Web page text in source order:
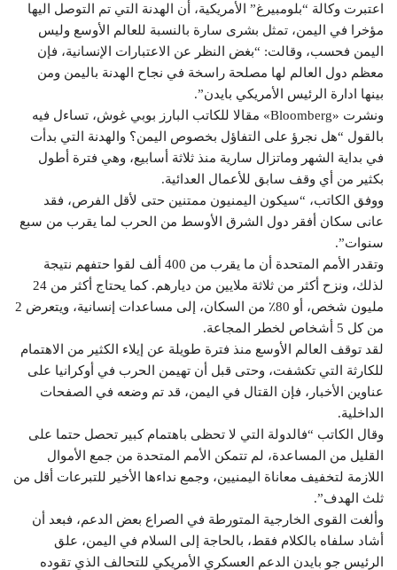
اعتبرت وكالة “بلومبيرغ” الأمريكية، أن الهدنة التي تم التوصل اليها
مؤخرا في اليمن، تمثل بشرى سارة بالنسبة للعالم الأوسع وليس
اليمن فحسب، وقالت: “بغض النظر عن الاعتبارات الإنسانية، فإن
معظم دول العالم لها مصلحة راسخة في نجاح الهدنة باليمن ومن
بينها ادارة الرئيس الأمريكي بايدن”.
ونشرت «Bloomberg» مقالا للكاتب البارز بوبي غوش، تساءل فيه
بالقول “هل نجرؤ على التفاؤل بخصوص اليمن؟ والهدنة التي بدأت
في بداية الشهر وماتزال سارية منذ ثلاثة أسابيع، وهي فترة أطول
بكثير من أي وقف سابق للأعمال العدائية.
ووفق الكاتب، “سيكون اليمنيون ممتنين حتى لأقل الفرص، فقد
عانى سكان أفقر دول الشرق الأوسط من الحرب لما يقرب من سبع
سنوات”.
وتقدر الأمم المتحدة أن ما يقرب من 400 ألف لقوا حتفهم نتيجة
لذلك، ونزح أكثر من ثلاثة ملايين من ديارهم. كما يحتاج أكثر من 24
مليون شخص، أو 80٪ من السكان، إلى مساعدات إنسانية، ويتعرض 2
من كل 5 أشخاص لخطر المجاعة.
لقد توقف العالم الأوسع منذ فترة طويلة عن إيلاء الكثير من الاهتمام
للكارثة التي تكشفت، وحتى قبل أن تهيمن الحرب في أوكرانيا على
عناوين الأخبار، فإن القتال في اليمن، قد تم وضعه في الصفحات
الداخلية.
وقال الكاتب “فالدولة التي لا تحظى باهتمام كبير تحصل حتما على
القليل من المساعدة، لم تتمكن الأمم المتحدة من جمع الأموال
اللازمة لتخفيف معاناة اليمنيين، وجمع نداءها الأخير للتبرعات أقل من
ثلث الهدف”.
وألغت القوى الخارجية المتورطة في الصراع بعض الدعم، فبعد أن
أشاد سلفاه بالكلام فقط، بالحاجة إلى السلام في اليمن، علق
الرئيس جو بايدن الدعم العسكري الأمريكي للتحالف الذي تقوده